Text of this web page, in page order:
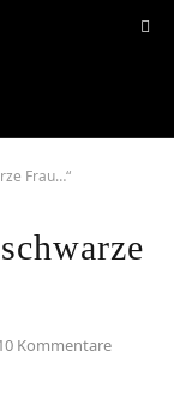
Frau…“
Kommentare